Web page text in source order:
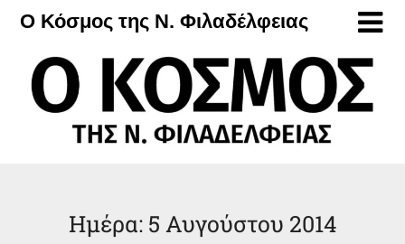
Μετάβαση
περιεχόμενο
Ο Κόσμος της Ν. Φιλαδέλφειας
Ημέρα: 5 Αυγούστου 2014